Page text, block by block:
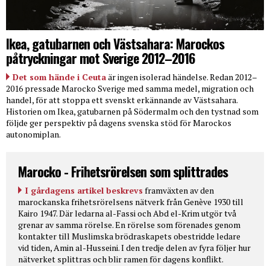
Ikea, gatubarnen och Västsahara: Marockos
påtryckningar mot Sverige 2012–2016
Det som hände i Ceutaär ingen isolerad händelse. Redan 2012–
2016 pressade Marocko Sverige med samma medel, migration och
handel, för att stoppa ett svenskt erkännande av Västsahara.
Historien om Ikea, gatubarnen på Södermalm och den tystnad som
följde ger perspektiv på dagens svenska stöd för Marockos
autonomiplan.
Marocko - Frihetsrörelsen som splittrades
I gårdagens artikel beskrevs framväxten av den
marockanska frihetsrörelsens nätverk från Genève 1930 till
Kairo 1947. Där ledarna al-Fassi och Abd el-Krim utgör två
grenar av samma rörelse. En rörelse som förenades genom
kontakter till Muslimska brödraskapets obestridde ledare
vid tiden, Amin al-Husseini. I den tredje delen av fyra följer hur
nätverket splittras och blir ramen för dagens konflikt.